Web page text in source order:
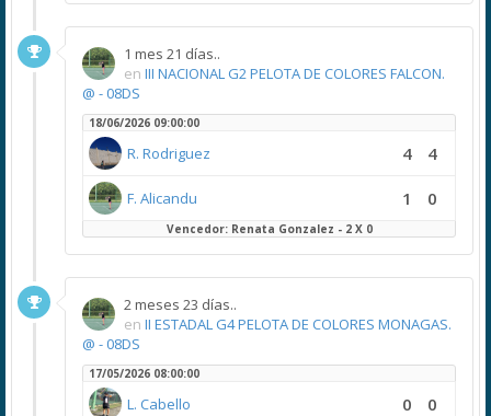
1 mes 21 días..
en III NACIONAL G2 PELOTA DE COLORES FALCON.
@ - 08DS
18/06/2026 09:00:00
R. Rodriguez 4 4
F. Alicandu 1 0
Vencedor: Renata Gonzalez - 2 X 0
2 meses 23 días..
en II ESTADAL G4 PELOTA DE COLORES MONAGAS.
@ - 08DS
17/05/2026 08:00:00
L. Cabello 0 0